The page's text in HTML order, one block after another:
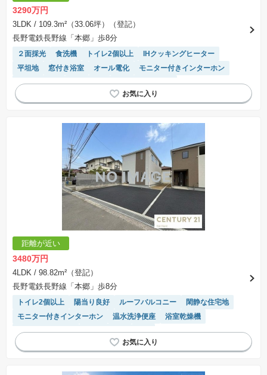
3290万円
3LDK / 109.3m²（33.06坪）（登記）
長野電鉄長野線「本郷」歩8分
２面採光 食洗機 トイレ2個以上
IHクッキングヒーター
平坦地
窓付き浴室 オール電化
モニター付きインターホン
温水洗浄便座
浴室乾燥機
システムキッチン
接面道路の幅が６m以上
WIC
距離が近い
3480万円
4LDK / 98.82m²（登記）
長野電鉄長野線「本郷」歩8分
トイレ2個以上 陽当り良好 ルーフバルコニー
閑静な住宅地
モニター付きインターホン
温水洗浄便座
浴室乾燥機
システムキッチン
対面キッチン WIC